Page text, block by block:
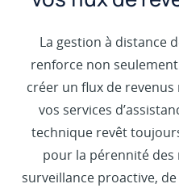
La gestion à distance
renforce non
créer un flux de
vos services
technique revêt
pour la pérennité des
surveillance proactive,